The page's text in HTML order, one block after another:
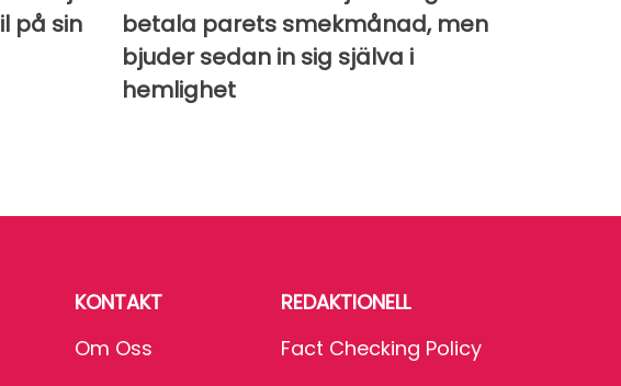
på sin
betala parets smekmånad, men
bjuder sedan in sig själva i
hemlighet
KONTAKT
Om Oss
REDAKTIONELL
Fact Checking Policy